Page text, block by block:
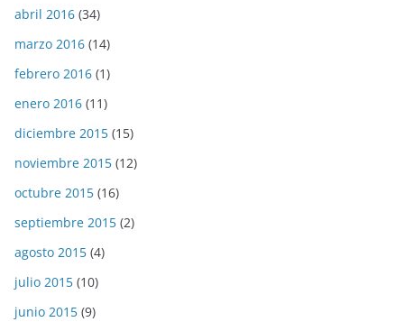
abril 2016 (34)
marzo 2016 (14)
febrero 2016 (1)
enero 2016 (11)
diciembre 2015 (15)
noviembre 2015 (12)
octubre 2015 (16)
septiembre 2015 (2)
agosto 2015 (4)
julio 2015 (10)
junio 2015 (9)